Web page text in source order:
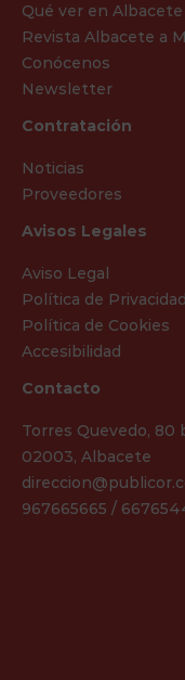
Qué ver en Albacete
Revista Albacete a
Conócenos
Newsletter
Contratación
Noticias
Proveedores
Avisos Legales
Aviso Legal
Política de Privacidad
Política de Cookies
Accesibilidad
Contacto
Torres Quevedo, 80
02003, Albacete
967665665 /